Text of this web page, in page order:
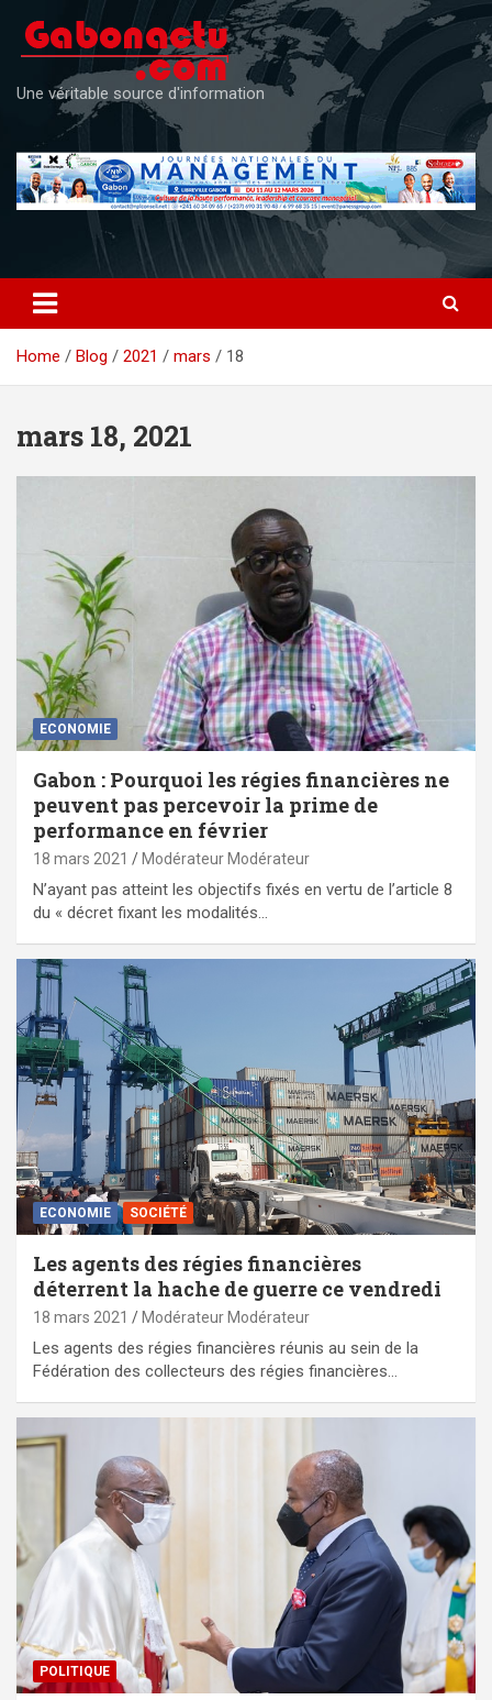
content
Une véritable source d'information
Home Blog 2021 mars 18
mars 18, 2021
ECONOMIE
Gabon : Pourquoi les régies financières ne
peuvent pas percevoir la prime de
performance en février
18 mars 2021 Modérateur Modérateur
N’ayant pas atteint les objectifs fixés en vertu de l’article 8
du « décret fixant les modalités…
ECONOMIE SOCIÉTÉ
Les agents des régies financières
déterrent la hache de guerre ce vendredi
18 mars 2021 Modérateur Modérateur
Les agents des régies financières réunis au sein de la
Fédération des collecteurs des régies financières…
POLITIQUE